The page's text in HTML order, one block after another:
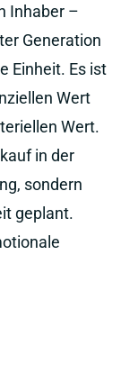
Inhaber –
Generation
Einheit. Es ist
Wert
Wert.
in der
sondern
geplant.